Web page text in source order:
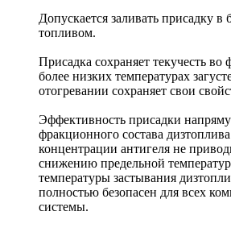
Допускается заливать присадку в
топливом.
Присадка сохраняет текучесть
более низких температурах
отогревании сохраняет свои
Эффективность присадки
фракционного состава
концентрации антигеля не
снижению предельной
температуры застывания
полностью безопасен для всех
системы.